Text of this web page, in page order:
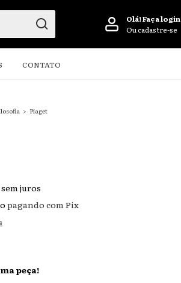
Olá!Faça login
Ou cadastre-se
CONTATO
> Piaget
sem juros
pagando com Pix
peça!